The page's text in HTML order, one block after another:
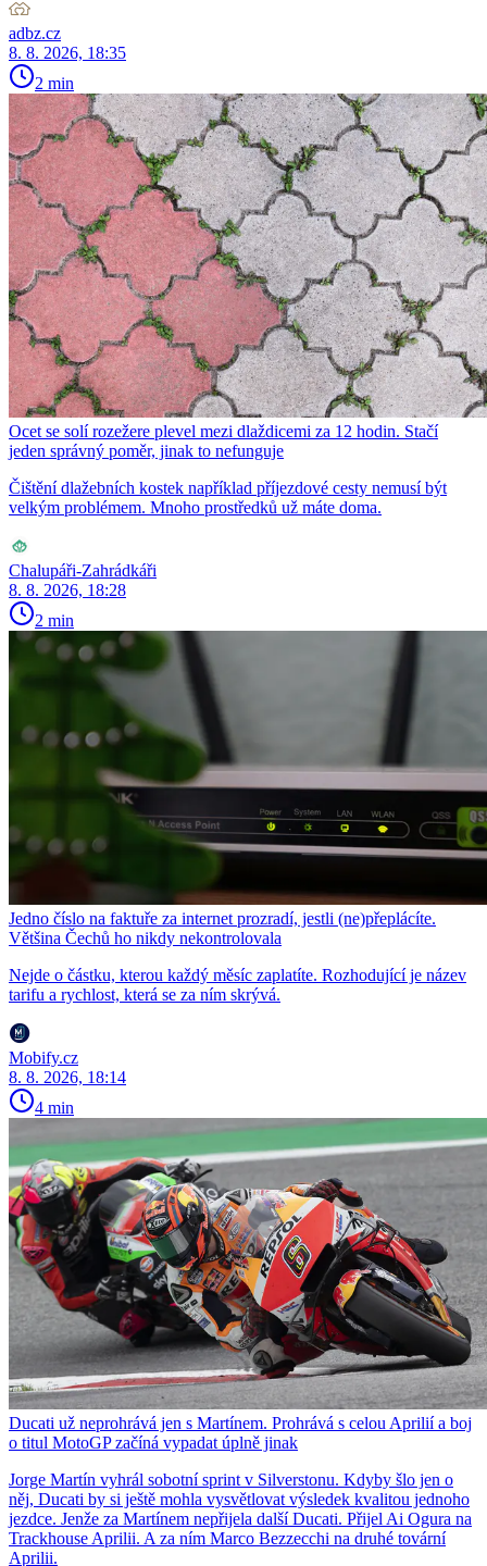
adbz.cz
8. 8. 2026, 18:35
2 min
Ocet se solí rozežere plevel mezi dlaždicemi za 12 hodin. Stačí
jeden správný poměr, jinak to nefunguje
Čištění dlažebních kostek například příjezdové cesty nemusí být
velkým problémem. Mnoho prostředků už máte doma.
Chalupáři-Zahrádkáři
8. 8. 2026, 18:28
2 min
Jedno číslo na faktuře za internet prozradí, jestli (ne)přeplácíte.
Většina Čechů ho nikdy nekontrolovala
Nejde o částku, kterou každý měsíc zaplatíte. Rozhodující je název
tarifu a rychlost, která se za ním skrývá.
Mobify.cz
8. 8. 2026, 18:14
4 min
Ducati už neprohrává jen s Martínem. Prohrává s celou Aprilií a boj
o titul MotoGP začíná vypadat úplně jinak
Jorge Martín vyhrál sobotní sprint v Silverstonu. Kdyby šlo jen o
něj, Ducati by si ještě mohla vysvětlovat výsledek kvalitou jednoho
jezdce. Jenže za Martínem nepřijela další Ducati. Přijel Ai Ogura na
Trackhouse Aprilii. A za ním Marco Bezzecchi na druhé tovární
Aprilii.